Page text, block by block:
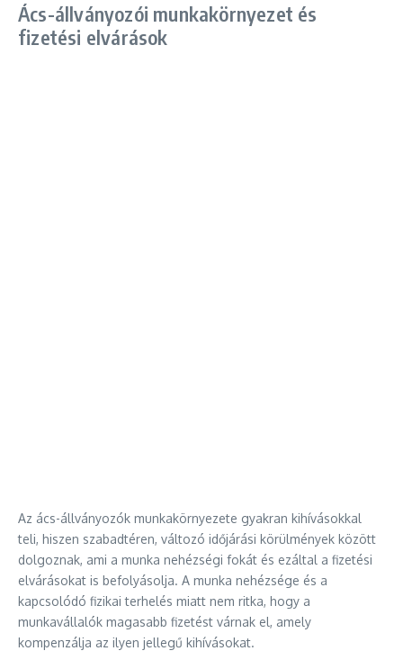
Ács-állványozói munkakörnyezet és
fizetési elvárások
Az ács-állványozók munkakörnyezete gyakran kihívásokkal
teli, hiszen szabadtéren, változó időjárási körülmények között
dolgoznak, ami a munka nehézségi fokát és ezáltal a fizetési
elvárásokat is befolyásolja. A munka nehézsége és a
kapcsolódó fizikai terhelés miatt nem ritka, hogy a
munkavállalók magasabb fizetést várnak el, amely
kompenzálja az ilyen jellegű kihívásokat.